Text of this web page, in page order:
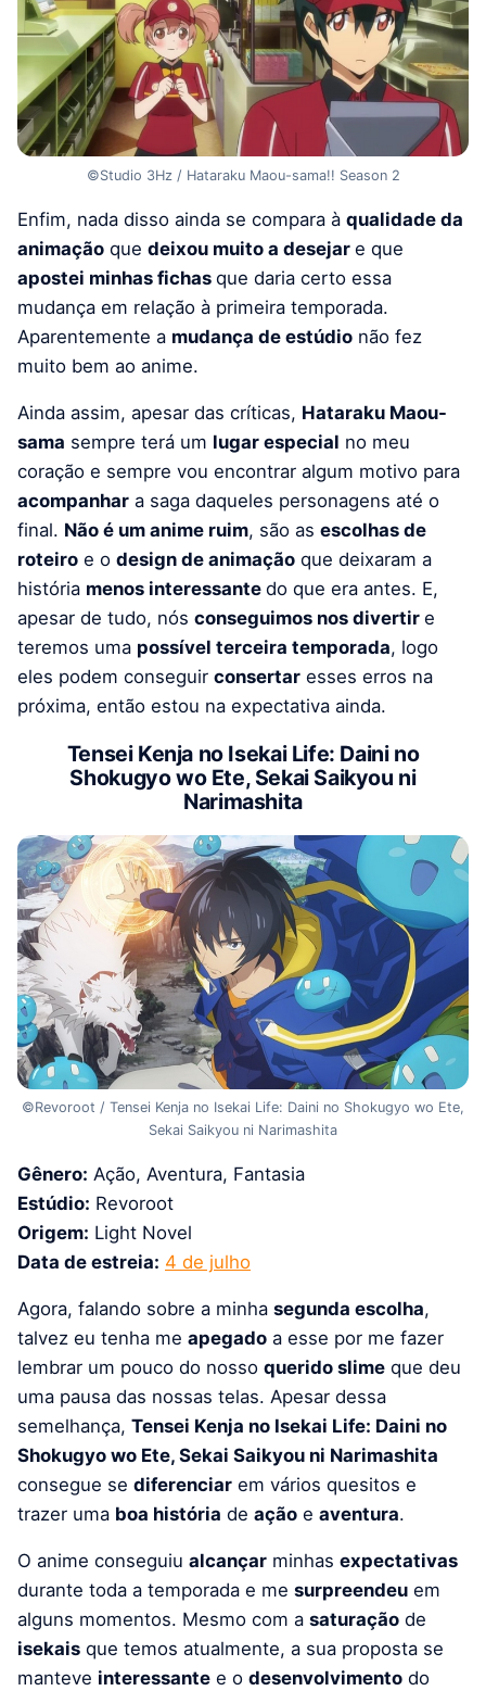
©Studio 3Hz / Hataraku Maou-sama!! Season 2
Enfim, nada disso ainda se compara à qualidade da
animação que deixou muito a desejar e que
apostei minhas fichas que daria certo essa
mudança em relação à primeira temporada.
Aparentemente a mudança de estúdio não fez
muito bem ao anime.
Ainda assim, apesar das críticas, Hataraku Maou-
sama sempre terá um lugar especial no meu
coração e sempre vou encontrar algum motivo para
acompanhar a saga daqueles personagens até o
final. Não é um anime ruim, são as escolhas de
roteiro e o design de animação que deixaram a
história menos interessante do que era antes. E,
apesar de tudo, nós conseguimos nos divertir e
teremos uma possível terceira temporada, logo
eles podem conseguir consertar esses erros na
próxima, então estou na expectativa ainda.
Tensei Kenja no Isekai Life: Daini no
Shokugyo wo Ete, Sekai Saikyou ni
Narimashita
©Revoroot / Tensei Kenja no Isekai Life: Daini no Shokugyo wo Ete,
Sekai Saikyou ni Narimashita
Gênero: Ação, Aventura, Fantasia
Estúdio: Revoroot
Origem: Light Novel
Data de estreia: 4 de julho
Agora, falando sobre a minha segunda escolha,
talvez eu tenha me apegado a esse por me fazer
lembrar um pouco do nosso querido slime que deu
uma pausa das nossas telas. Apesar dessa
semelhança, Tensei Kenja no Isekai Life: Daini no
Shokugyo wo Ete, Sekai Saikyou ni Narimashita
consegue se diferenciar em vários quesitos e
trazer uma boa história de ação e aventura.
O anime conseguiu alcançar minhas expectativas
durante toda a temporada e me surpreendeu em
alguns momentos. Mesmo com a saturação de
isekais que temos atualmente, a sua proposta se
manteve interessante e o desenvolvimento do